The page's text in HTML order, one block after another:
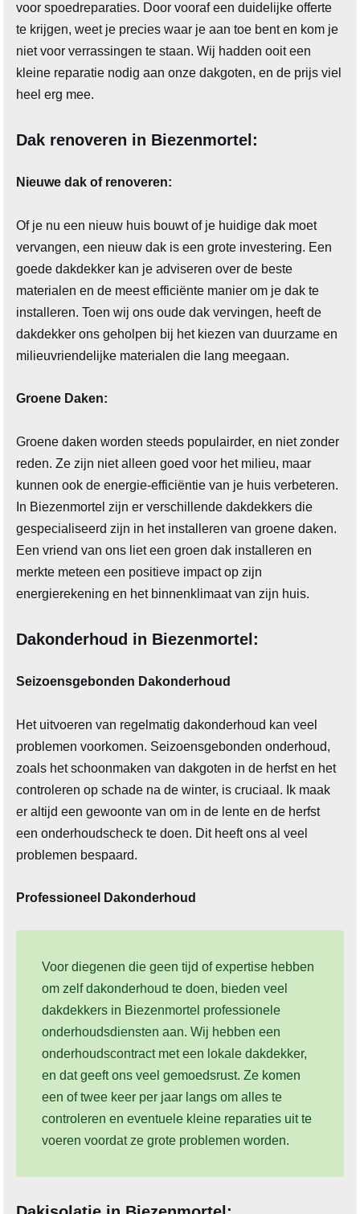
voor spoedreparaties. Door vooraf een duidelijke offerte
te krijgen, weet je precies waar je aan toe bent en kom je
niet voor verrassingen te staan. Wij hadden ooit een
kleine reparatie nodig aan onze dakgoten, en de prijs viel
heel erg mee.
Dak renoveren in Biezenmortel:
Nieuwe dak of renoveren:
Of je nu een nieuw huis bouwt of je huidige dak moet
vervangen, een nieuw dak is een grote investering. Een
goede dakdekker kan je adviseren over de beste
materialen en de meest efficiënte manier om je dak te
installeren. Toen wij ons oude dak vervingen, heeft de
dakdekker ons geholpen bij het kiezen van duurzame en
milieuvriendelijke materialen die lang meegaan.
Groene Daken:
Groene daken worden steeds populairder, en niet zonder
reden. Ze zijn niet alleen goed voor het milieu, maar
kunnen ook de energie-efficiëntie van je huis verbeteren.
In Biezenmortel zijn er verschillende dakdekkers die
gespecialiseerd zijn in het installeren van groene daken.
Een vriend van ons liet een groen dak installeren en
merkte meteen een positieve impact op zijn
energierekening en het binnenklimaat van zijn huis.
Dakonderhoud in Biezenmortel:
Seizoensgebonden Dakonderhoud
Het uitvoeren van regelmatig dakonderhoud kan veel
problemen voorkomen. Seizoensgebonden onderhoud,
zoals het schoonmaken van dakgoten in de herfst en het
controleren op schade na de winter, is cruciaal. Ik maak
er altijd een gewoonte van om in de lente en de herfst
een onderhoudscheck te doen. Dit heeft ons al veel
problemen bespaard.
Professioneel Dakonderhoud
Voor diegenen die geen tijd of expertise hebben
om zelf dakonderhoud te doen, bieden veel
dakdekkers in Biezenmortel professionele
onderhoudsdiensten aan. Wij hebben een
onderhoudscontract met een lokale dakdekker,
en dat geeft ons veel gemoedsrust. Ze komen
een of twee keer per jaar langs om alles te
controleren en eventuele kleine reparaties uit te
voeren voordat ze grote problemen worden.